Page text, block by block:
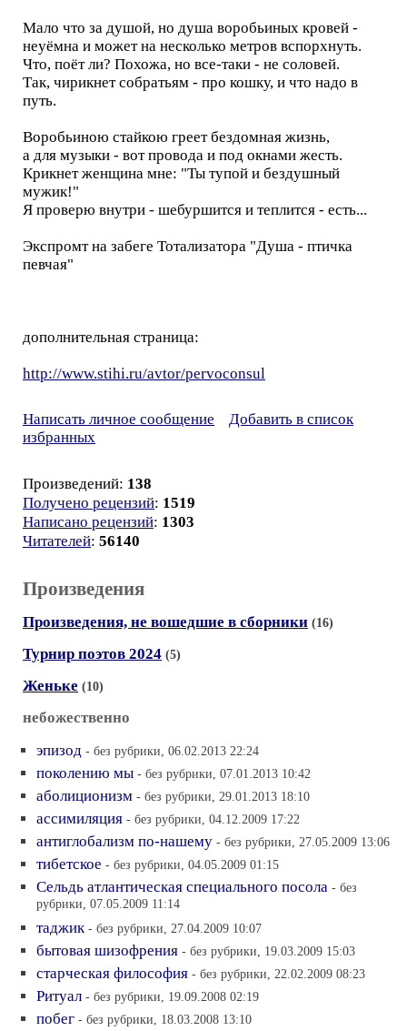
Мало что за душой, но душа воробьиных кровей -
неуёмна и может на несколько метров вспорхнуть.
Что, поёт ли? Похожа, но все-таки - не соловей.
Так, чирикнет собратьям - про кошку, и что надо в
путь.
Воробьиною стайкою греет бездомная жизнь,
а для музыки - вот провода и под окнами жесть.
Крикнет женщина мне: "Ты тупой и бездушный
мужик!"
Я проверю внутри - шебуршится и теплится - есть...
Экспромт на забеге Тотализатора "Душа - птичка
певчая"
дополнительная страница:
http://www.stihi.ru/avtor/pervoconsul
Написать личное сообщение
Добавить в список
избранных
Произведений: 138
Получено рецензий: 1519
Написано рецензий: 1303
Читателей: 56140
Произведения
Произведения, не вошедшие в сборники (16)
Турнир поэтов 2024 (5)
Женьке (10)
небожественно
эпизод - без рубрики, 06.02.2013 22:24
поколению мы - без рубрики, 07.01.2013 10:42
аболиционизм - без рубрики, 29.01.2013 18:10
ассимиляция - без рубрики, 04.12.2009 17:22
антиглобализм по-нашему - без рубрики, 27.05.2009 13:06
тибетское - без рубрики, 04.05.2009 01:15
Сельдь атлантическая специального посола - без
рубрики, 07.05.2009 11:14
таджик - без рубрики, 27.04.2009 10:07
бытовая шизофрения - без рубрики, 19.03.2009 15:03
старческая философия - без рубрики, 22.02.2009 08:23
Ритуал - без рубрики, 19.09.2008 02:19
побег - без рубрики, 18.03.2008 13:10